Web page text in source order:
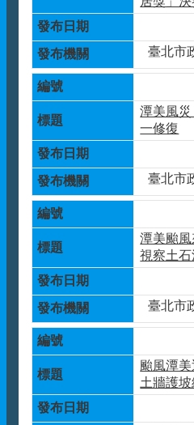
臺北市
潭美風
一修復
臺北市
潭美颱
視察土石
臺北市
颱風潭
土牆護